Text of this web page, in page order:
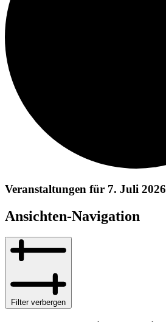
Veranstaltungen für 7. Juli 2026
Ansichten-Navigation
Filter verbergen